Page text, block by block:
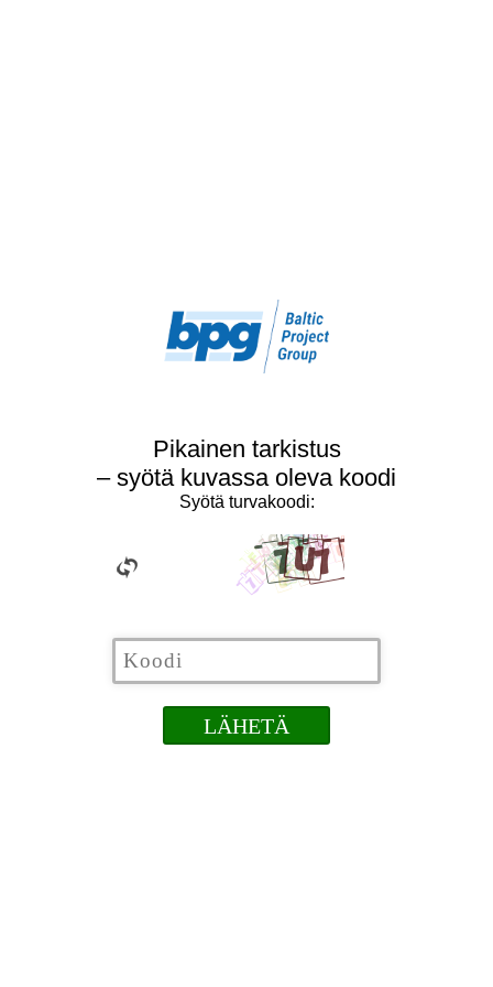
Pikainen tarkistus
– syötä kuvassa oleva koodi
Syötä turvakoodi: